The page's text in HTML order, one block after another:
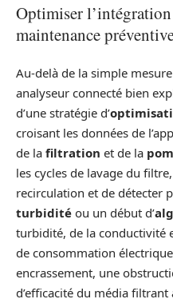
Optimiser
maintenance
Au-delà de la simple
analyseur connecté bien
d’une stratégie d’
croisant les données de
de la filtration et de la
les cycles de lavage du
recirculation et de détecter
turbidité ou un début d’
turbidité, de la conductivité
de consommation
encrassement, une
d’efficacité du média